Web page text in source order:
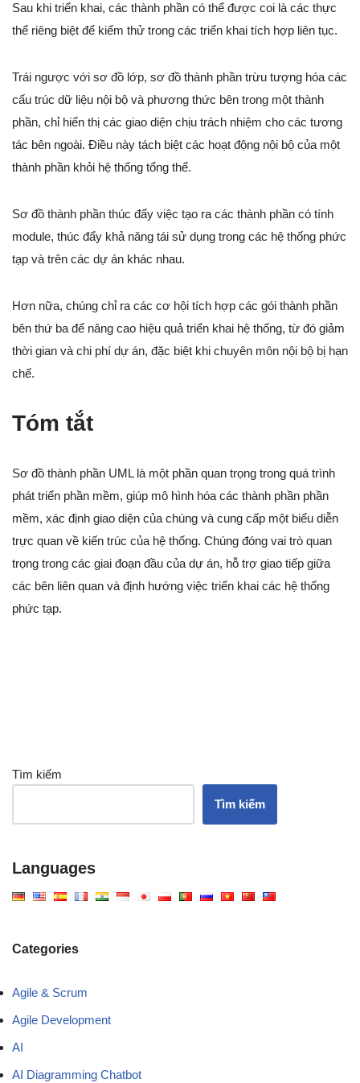
Sau khi triển khai, các thành phần có thể được coi là các thực
thể riêng biệt để kiểm thử trong các triển khai tích hợp liên tục.
Trái ngược với sơ đồ lớp, sơ đồ thành phần trừu tượng hóa các
cấu trúc dữ liệu nội bộ và phương thức bên trong một thành
phần, chỉ hiển thị các giao diện chịu trách nhiệm cho các tương
tác bên ngoài. Điều này tách biệt các hoạt động nội bộ của một
thành phần khỏi hệ thống tổng thể.
Sơ đồ thành phần thúc đẩy việc tạo ra các thành phần có tính
module, thúc đẩy khả năng tái sử dụng trong các hệ thống phức
tạp và trên các dự án khác nhau.
Hơn nữa, chúng chỉ ra các cơ hội tích hợp các gói thành phần
bên thứ ba để nâng cao hiệu quả triển khai hệ thống, từ đó giảm
thời gian và chi phí dự án, đặc biệt khi chuyên môn nội bộ bị hạn
chế.
Tóm tắt
Sơ đồ thành phần UML là một phần quan trọng trong quá trình
phát triển phần mềm, giúp mô hình hóa các thành phần phần
mềm, xác định giao diện của chúng và cung cấp một biểu diễn
trực quan về kiến trúc của hệ thống. Chúng đóng vai trò quan
trọng trong các giai đoạn đầu của dự án, hỗ trợ giao tiếp giữa
các bên liên quan và định hướng việc triển khai các hệ thống
phức tạp.
Tìm kiếm
Tìm kiếm
Languages
Categories
Agile & Scrum
Agile Development
AI
AI Diagramming Chatbot